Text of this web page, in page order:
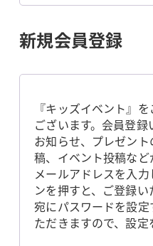
新規会員登録
『キッズイベント』
ございます。会員登
お知らせ、プレゼン
稿、イベント投稿など
メールアドレスを入
ンを押すと、ご登録
宛にパスワードを設
ただきますので、設定